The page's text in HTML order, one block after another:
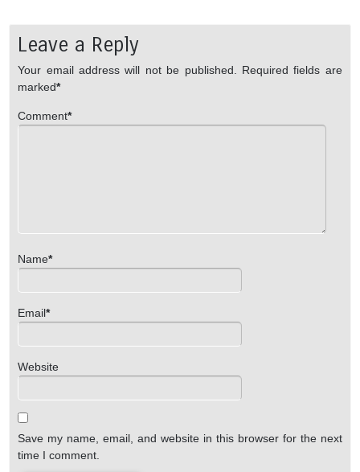
Leave a Reply
Your email address will not be published.
Required fields are
marked*
Comment*
Name*
Email*
Website
Save my name, email, and website in this browser for the next
time I comment.